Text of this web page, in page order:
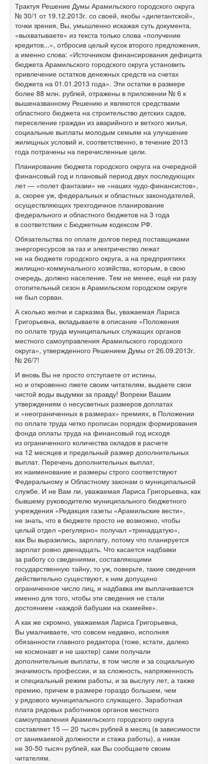
Трактуя Решение Думы Арамильского городского округа
№ 30/1 от 19.12.2013г. со своей, якобы «дилетантской»,
точки зрения, Вы, умышленно искажая суть документа,
«выхватываете» из текста только слова «получение
кредитов...», отбросив целый кусок второго предложения,
а именно слова: «Источником финансирования дефицита
бюджета Арамильского городского округа установить
привлечение остатков денежных средств на счетах
бюджета на 01.01.2013 года». Эти остатки в размере
более 88 млн. рублей, отражены в приложении № 6 к
вышеназванному Решению и являются средствами
областного бюджета на строительство детских садов,
переселение граждан из аварийного и ветхого жилья,
социальные выплаты молодым семьям на улучшение
жилищных условий и, соответственно, в течение 2013
года потрачены на перечисленные цели.
Планирование бюджета городского округа на очередной
финансовый год и плановый период двух последующих
лет — «полет фантазии» не «наших чудо-финансистов»,
а, скорее уж, федеральных и областных законодателей,
осуществляющих трехгодичное планирование
федерального и областного бюджетов на 3 года
в соответствии с Бюджетным кодексом РФ.
Обязательства по оплате долгов перед поставщиками
энергоресурсов за газ и электричество лежат
не на бюджете городского округа, а на предприятиях
жилищно-коммунального хозяйства, которым, в свою
очередь, должно население. Тем не менее, ещё ни разу
отопительный сезон в Арамильском городском округе
не был сорван.
А сколько желчи и сарказма Вы, уважаемая Лариса
Григорьевна, вкладываете в описание «Положения
по оплате труда муниципальных служащих органов
местного самоуправления Арамильского городского
округа», утвержденного Решением Думы от 26.09.2013г.
№ 26/7!
И вновь Вы не просто отступаете от истины,
но и откровенно лжете своим читателям, выдаете свои
чистой воды выдумки за правду! Вопреки Вашим
утверждениям о несусветных размеров доплатах
и «неограниченных в размерах» премиях, в Положении
по оплате труда четко прописан порядок формирования
фонда оплаты труда на финансовый год исходя
из ограниченного количества окладов в расчете
на 12 месяцев и предельный размер дополнительных
выплат. Перечень дополнительных выплат,
их наименование и размеры строго соответствуют
Федеральному и Областному законам о муниципальной
службе. И не Вам ли, уважаемая Лариса Григорьевна, как
бывшему руководителю муниципального бюджетного
учреждения «Редакция газеты «Арамильские вести»,
не знать, что в бюджете просто не возможно, чтобы
целый отдел «регулярно» получал «тринадцатую»,
как Вы выразились, зарплату, потому что планируется
зарплат ровно двенадцать. Что касается надбавки
за работу со сведениями, составляющими
государственную тайну, то уж, поверьте, такие сведения
действительно существуют, к ним допущено
ограниченное число лиц, и надбавка им выплачивается
именно для того, чтобы эти сведения не стали
достоянием «каждой бабушки на скамейке».
А как же скромно, уважаемая Лариса Григорьевна,
Вы умалчиваете, что совсем недавно, исполняя
обязанности главного редактора (тоже, кстати, далеко
не космонавт и не шахтер) сами получали
дополнительные выплаты, в том числе и за социальную
значимость профессии, и за сложность, напряженность
и специальный режим работы, и за выслугу лет, а также
премию, причем в размере гораздо большем, чем
у рядового муниципального служащего. Заработная
плата рядовых работников органов местного
самоуправления Арамильского городского округа
составляет 15 — 20 тысяч рублей в месяц (в зависимости
от занимаемой должности и стажа работы), а никак
не 30-50 тысяч рублей, как Вы сообщаете своим
читателям.